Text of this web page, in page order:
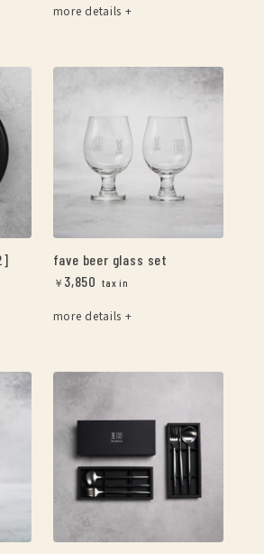
more details +
fave beer glass set
￥ 3,850
more details +